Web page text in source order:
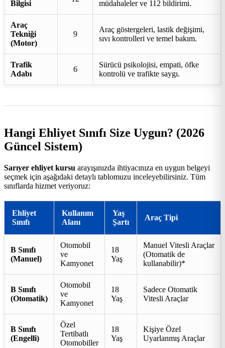
Bilgisi müdahaleler ve 112 bildirimi.
Araç
Tekniği
(Motor)
9
Araç göstergeleri, lastik değişimi,
sıvı kontrolleri ve temel bakım.
Trafik
Adabı
6
Sürücü psikolojisi, empati, öfke
kontrolü ve trafikte saygı.
Hangi Ehliyet Sınıfı Size Uygun? (2026
Güncel Sistem)
Sarıyer ehliyet kursu arayışınızda ihtiyacınıza en uygun belgeyi
seçmek için aşağıdaki detaylı tablomuzu inceleyebilirsiniz. Tüm
sınıflarda hizmet veriyoruz:
Ehliyet
Sınıfı
Kullanım
Alanı
Yaş
Şartı
Araç Tipi
B Sınıfı
(Manuel)
Otomobil
ve
Kamyonet
18
Yaş
Manuel Vitesli Araçlar
(Otomatik de
kullanabilir)*
B Sınıfı
(Otomatik)
Otomobil
ve
Kamyonet
18
Yaş
Sadece Otomatik
Vitesli Araçlar
B Sınıfı
(Engelli)
Özel
Tertibatlı
Otomobiller
18
Yaş
Kişiye Özel
Uyarlanmış Araçlar